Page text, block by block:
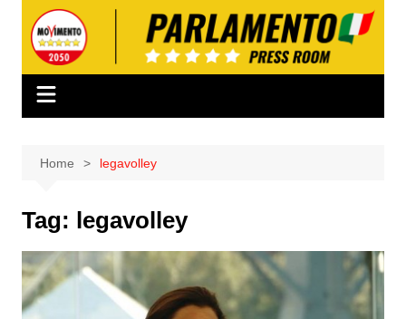
contenuto
Home legavolley
Tag: legavolley